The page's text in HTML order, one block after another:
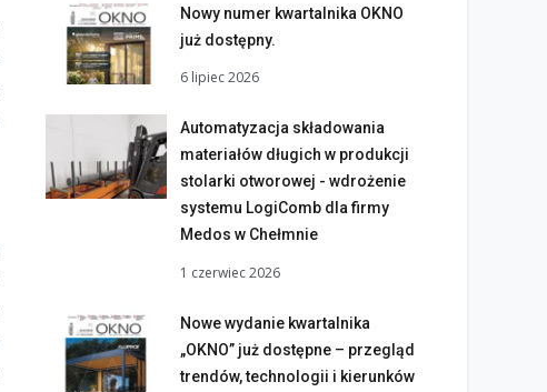
Nowy numer kwartalnika OKNO
już dostępny.
6 lipiec 2026
Automatyzacja składowania
materiałów długich w produkcji
stolarki otworowej - wdrożenie
systemu LogiComb dla firmy
Medos w Chełmnie
1 czerwiec 2026
Nowe wydanie kwartalnika
„OKNO” już dostępne – przegląd
trendów, technologii i kierunków